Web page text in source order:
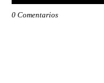
0 Comentarios